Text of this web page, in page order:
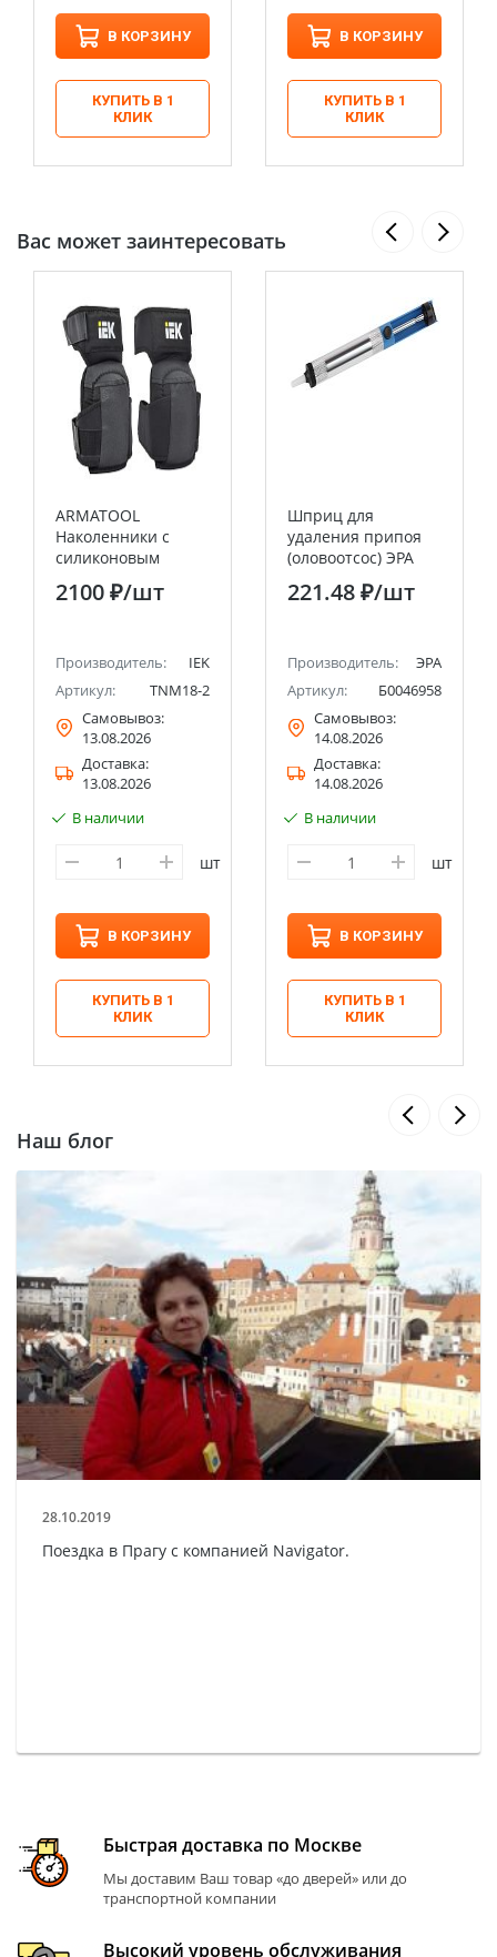
В КОРЗИНУ
КУПИТЬ В 1
КЛИК
В КОРЗИНУ
КУПИТЬ В 1
КЛИК
Вас может заинтересовать
ARMATOOL
Наколенники с
силиконовым
наполнителем и
мягкой тканевой
IEK
2100 ₽/шт
Производитель:
IEK
Артикул:
TNM18-2
Самовывоз:
13.08.2026
Доставка:
13.08.2026
В наличии
шт
В КОРЗИНУ
КУПИТЬ В 1
КЛИК
Шприц для
удаления припоя
(оловоотсос) ЭРА
(200/2400)
221.48 ₽/шт
Производитель:
ЭРА
Артикул:
Б0046958
Самовывоз:
14.08.2026
Доставка:
14.08.2026
В наличии
шт
В КОРЗИНУ
КУПИТЬ В 1
КЛИК
Наш блог
28.10.2019
Поездка в Прагу с компанией Navigator.
Быстрая доставка по Москве
Мы доставим Ваш товар «до дверей» или до
транспортной компании
Высокий уровень обслуживания